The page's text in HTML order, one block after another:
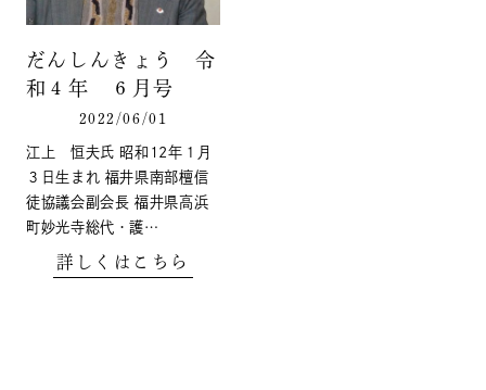
だんしんきょう 令
和４年 ６月号
2022/06/01
江上 恒夫氏 昭和12年１月
３日生まれ 福井県南部檀信
徒協議会副会長 福井県高浜
町妙光寺総代・護…
詳しくはこちら